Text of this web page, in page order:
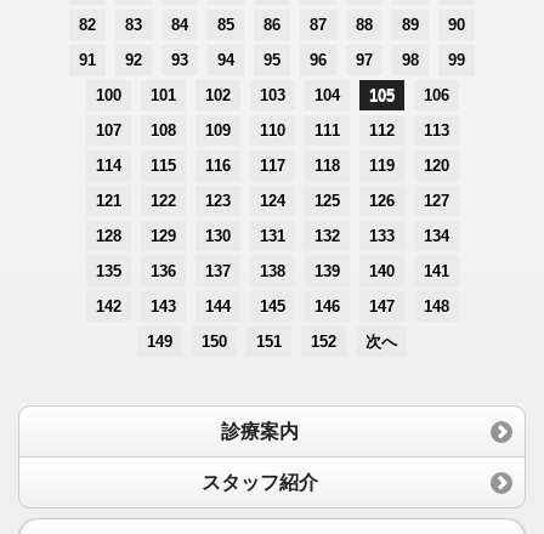
82
83 84 85 86 87 88 89
90
91
92 93 94 95 96 97 98
99
100
101 102 103 104 105
106
107
108 109 110 111 112
113
114
115 116 117 118 119
120
121
122 123 124 125 126
127
128
129 130 131 132 133
134
135
136 137 138 139 140
141
142
143 144 145 146 147
148
149
150 151 152 次へ
診療案内
スタッフ紹介